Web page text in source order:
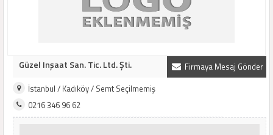
Firmaya Mesaj Gönder
Güzel Inşaat San. Tic. Ltd. Şti.
İstanbul / Kadıköy / Semt Seçilmemiş
0216 346 96 62